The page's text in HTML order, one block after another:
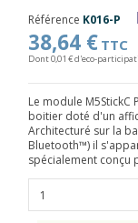
Référence K016-P
38,64 € TTC
Dont 0,01 € d'eco-
Le module
boitier doté d'un
Architecturé sur la
Bluetooth™) il
spécialement conçu